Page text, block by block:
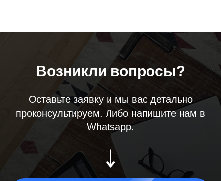
Возникли вопросы?
Оставьте заявку и мы вас детально
проконсультируем. Либо напишите нам в
Whatsapp.